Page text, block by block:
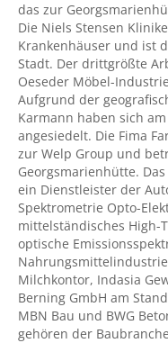
das zur
Die Niels Stensen
Krankenhäuser und ist
Stadt. Der drittgrößte
Oeseder Möbel-
Aufgrund der
Karmann haben sich
angesiedelt. Die Fima
zur Welp Group und
Georgsmarienhütte.
ein Dienstleister der
Spektrometrie Opto-
mittelständisches High-
optische
Milchkontor, Indasia
Berning GmbH am
MBN Bau und BWG
gehören der